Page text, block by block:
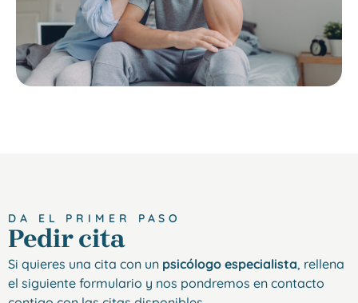
DA EL PRIMER PASO
Pedir cita
Si quieres una cita con un psicólogo especialista, rellena
el siguiente formulario y nos pondremos en contacto